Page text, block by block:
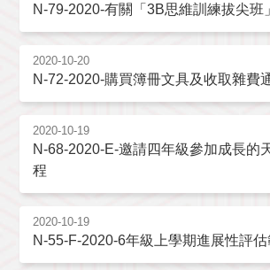
N-79-2020-有關「3B思維訓練拔尖班
2020-10-20
N-72-2020-購買簿冊文具及收取雜費
2020-10-19
N-68-2020-E-邀請四年級參加成長的
程
2020-10-19
N-55-F-2020-6年級上學期進展性評估